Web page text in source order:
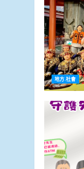
地方.社會